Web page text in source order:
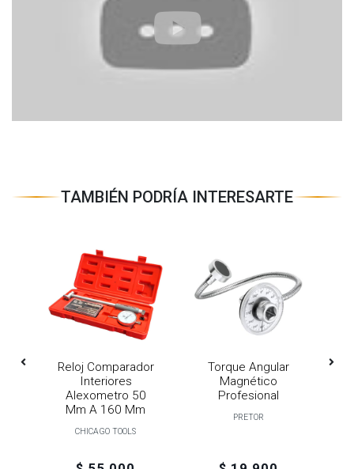
TAMBIÉN PODRÍA INTERESARTE
Reloj Comparador
Interiores
Alexometro 50
Mm A 160 Mm
CHICAGO TOOLS
Torque Angular
Magnético
Profesional
PRETOR